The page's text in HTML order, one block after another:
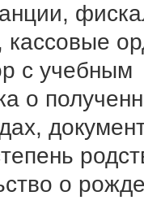
кассовые
с учебным
о
о